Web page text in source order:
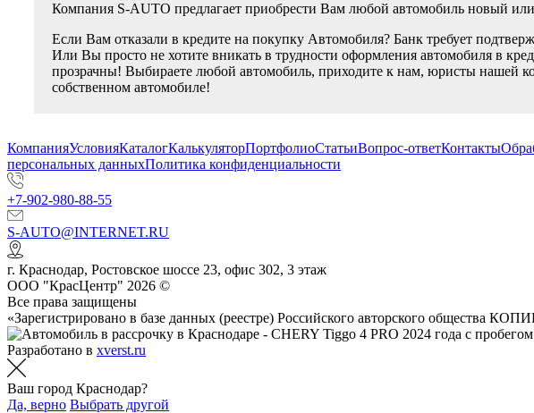
Компания S-AUTO предлагает приобрести Вам любой автомобиль новый
Если Вам отказали в кредите на покупку Автомобиля? Банк требует
Или Вы просто не хотите вникать в трудности оформления автомобиля в
прозрачны! Выбираете любой автомобиль, приходите к нам, юристы нашей
собственном автомобиле!
КомпанияУсловияКаталогКалькуляторПортфолиоСтатьиВопрос-ответКонтакты
персональных данныхПолитика конфиденциальности
+7-902-980-88-55
S-AUTO@INTERNET.RU
г. Краснодар, Ростовское шоссе 23, офис 302, 3 этаж
ООО "КрасЦентр" 2026 ©
Все права защищены
«Зарегистрировано в базе данных (реестре) Российского авторского общества
Разработано в xverst.ru
Ваш город Краснодар?
Да, верно Выбрать другой